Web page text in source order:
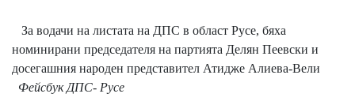
За водачи на листата на ДПС в област Русе, бяха
номинирани председателя на партията Делян Пеевски и
досегашния народен представител Атидже Алиева-Вели
Фейсбук ДПС- Русе